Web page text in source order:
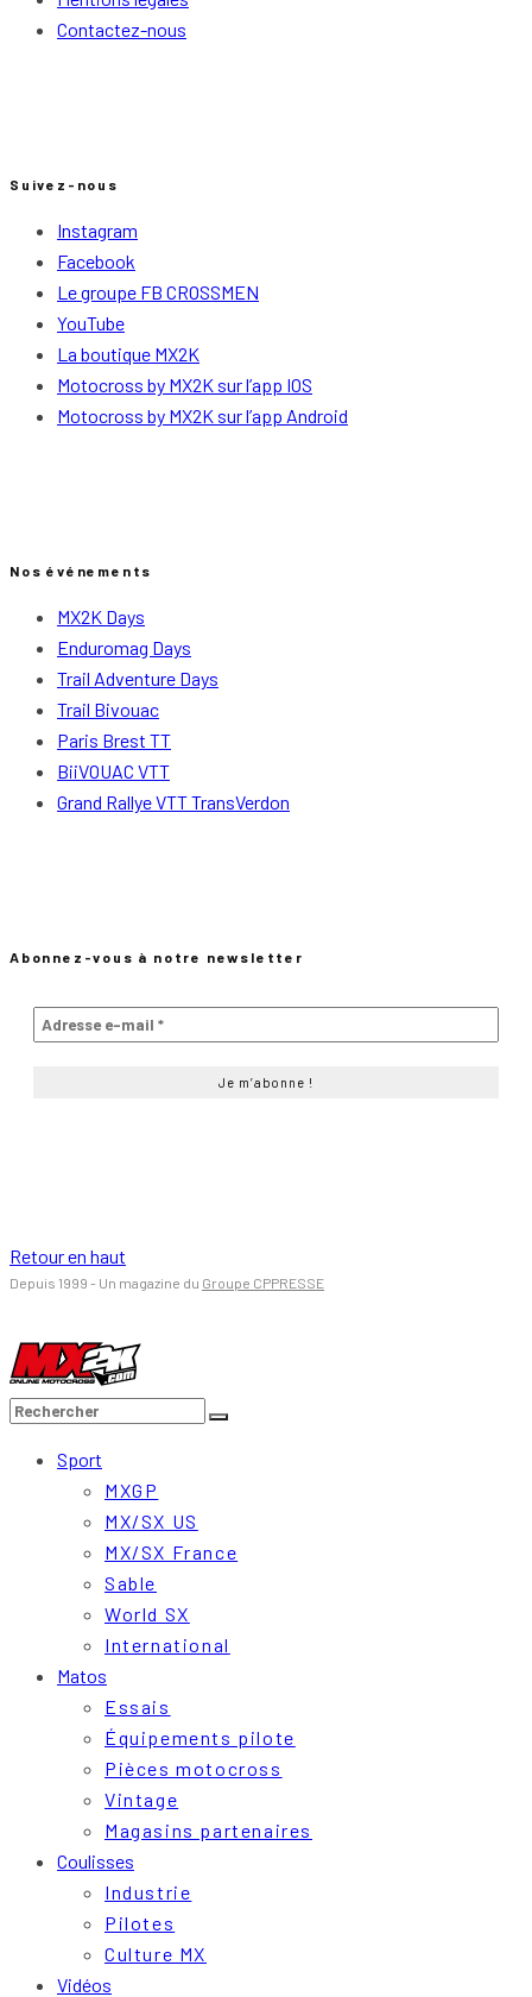
Contactez-nous
Suivez-nous
Instagram
Facebook
Le groupe FB CROSSMEN
YouTube
La boutique MX2K
Motocross by MX2K sur l’app IOS
Motocross by MX2K sur l’app Android
Nos événements
MX2K Days
Enduromag Days
Trail Adventure Days
Trail Bivouac
Paris Brest TT
BiiVOUAC VTT
Grand Rallye VTT TransVerdon
Abonnez-vous à notre newsletter
Retour en haut
Depuis 1999 - Un magazine du Groupe CPPRESSE
Sport
MXGP
MX/SX US
MX/SX France
Sable
World SX
International
Matos
Essais
Équipements pilote
Pièces motocross
Vintage
Magasins partenaires
Coulisses
Industrie
Pilotes
Culture MX
Vidéos